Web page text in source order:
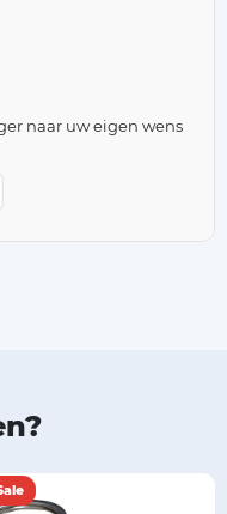
naar uw eigen wens